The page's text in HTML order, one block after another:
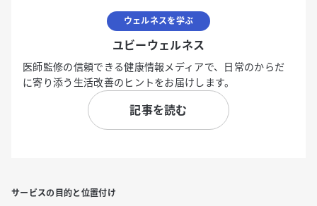
ウェルネスを学ぶ
ユビーウェルネス
医師監修の信頼できる健康情報メディアで、日常のからだ
に寄り添う生活改善のヒントをお届けします。
記事を読む
サービスの目的と位置付け